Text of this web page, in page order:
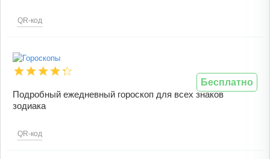
QR-код
Подробный ежедневный гороскоп для всех знаков
зодиака
QR-код
Бесплатно